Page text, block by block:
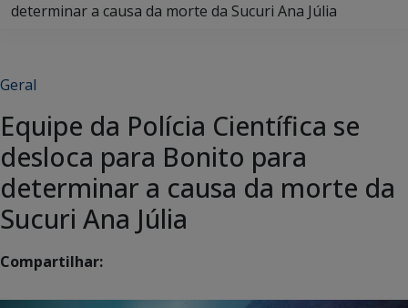
determinar a causa da morte da Sucuri Ana Júlia
Geral
Equipe da Polícia Científica se
desloca para Bonito para
determinar a causa da morte da
Sucuri Ana Júlia
Compartilhar: